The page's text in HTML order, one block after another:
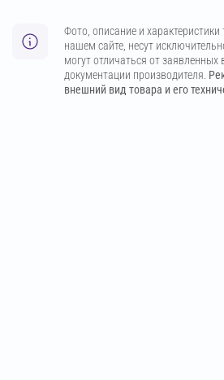
Фото, описание и
нашем сайте, несут
могут отличаться от заявленных
документации производителя.
внешний вид товара и его